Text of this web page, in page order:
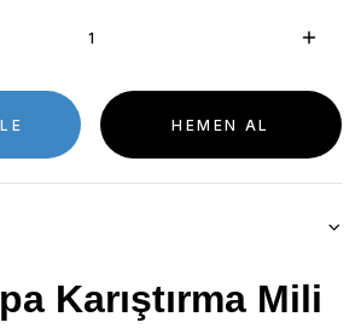
HEMEN AL
Karıştırma Mili